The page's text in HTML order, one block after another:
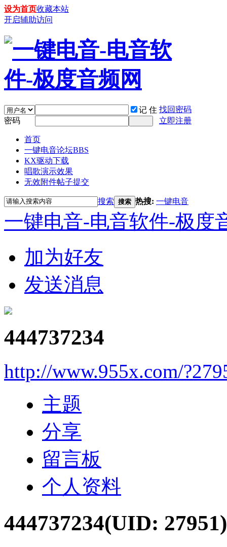
设为首页收藏本站
开启辅助访问
记 住 找回密码
密码
立即注册
首页
一键电音论坛BBS
KX驱动下载
唱歌演示效果
无效附件帖子提交
搜索 搜索 热搜: 一键电音
一键电音-电音软件-极度
加为好友
发送消息
444737234
http://www.955x.com/
主题
分享
留言板
个人资料
444737234(UID: 27951)